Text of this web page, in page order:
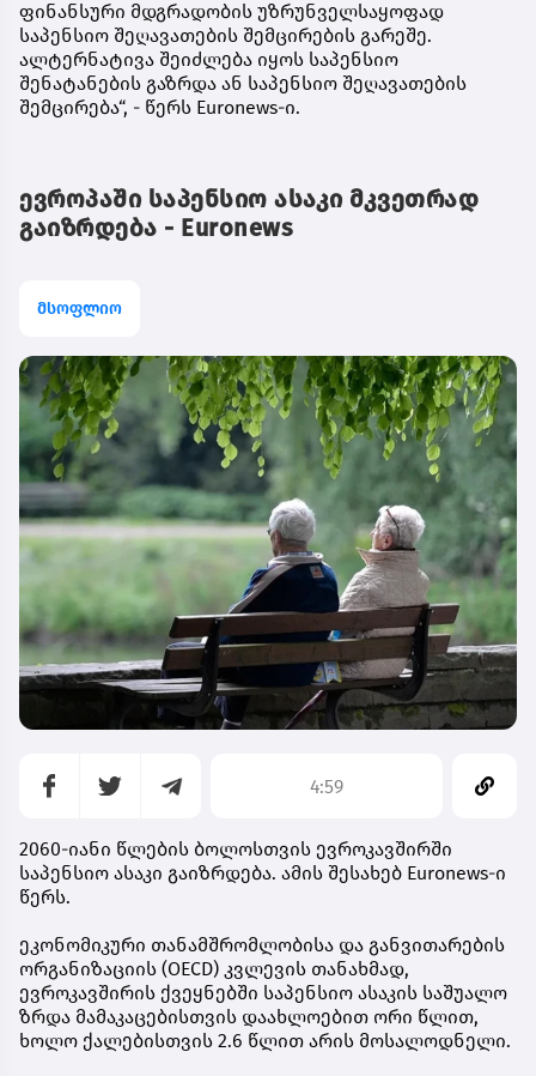
ფინანსური მდგრადობის უზრუნველსაყოფად
საპენსიო შეღავათების შემცირების გარეშე.
ალტერნატივა შეიძლება იყოს საპენსიო
შენატანების გაზრდა ან საპენსიო შეღავათების
შემცირება“, - წერს Euronews-ი.
ევროპაში საპენსიო ასაკი მკვეთრად
გაიზრდება - Euronews
მსოფლიო
4:59
2060-იანი წლების ბოლოსთვის ევროკავშირში
საპენსიო ასაკი გაიზრდება. ამის შესახებ Euronews-ი
წერს.
ეკონომიკური თანამშრომლობისა და განვითარების
ორგანიზაციის (OECD) კვლევის თანახმად,
ევროკავშირის ქვეყნებში საპენსიო ასაკის საშუალო
ზრდა მამაკაცებისთვის დაახლოებით ორი წლით,
ხოლო ქალებისთვის 2.6 წლით არის მოსალოდნელი.